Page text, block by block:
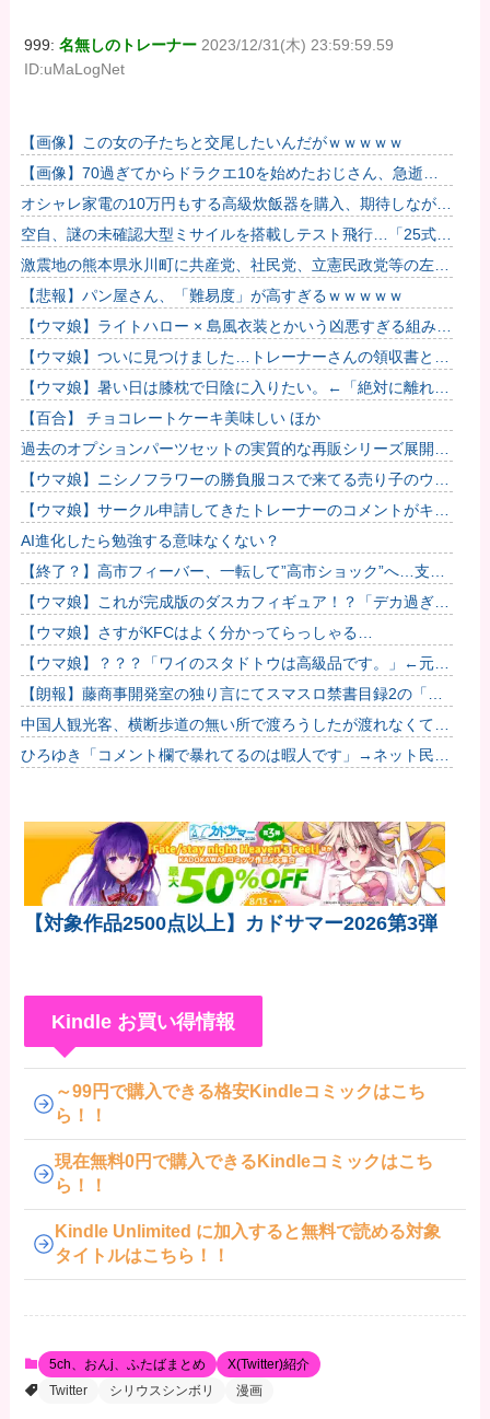
999:名無しのトレーナー 2023/12/31(木) 23:59:59.59
ID:uMaLogNet
【画像】この女の子たちと交尾したいんだがｗｗｗｗｗ
【画像】70過ぎてからドラクエ10を始めたおじさん、急逝し
娘に色々開示されてしまう
オシャレ家電の10万円もする高級炊飯器を購入、期待しながら
御飯を炊いてみた結果……
空自、謎の未確認大型ミサイルを搭載しテスト飛行…「25式地
対艦誘導弾」空中発射型が初めて姿を見せた！
激震地の熊本県氷川町に共産党、社民党、立憲民政党等の左派
の救援は影すら見えず。住民苦言
【悲報】パン屋さん、「難易度」が高すぎるｗｗｗｗｗ
【ウマ娘】ライトハロー × 島風衣装とかいう凶悪すぎる組み合
わせｗｗｗ「大変なことに…」
【ウマ娘】ついに見つけました…トレーナーさんの領収書と給
与明細！！
【ウマ娘】暑い日は膝枕で日陰に入りたい。←「絶対に離れた
くない場所だな」
【百合】 チョコレートケーキ美味しい ほか
過去のオプションパーツセットの実質的な再販シリーズ展開止
まるの早すぎない？
【ウマ娘】ニシノフラワーの勝負服コスで来てる売り子のウマ
娘！？
【ウマ娘】サークル申請してきたトレーナーのコメントがキモ
すぎて草ｗｗｗ「このまま成長したらどうなるんや…」
AI進化したら勉強する意味なくない？
【終了？】高市フィーバー、一転して”高市ショック”へ…支持
率も市場も急降下ｗｗｗｗｗｗｗｗ
【ウマ娘】これが完成版のダスカフィギュア！？「デカ過ぎん
だろ…」
【ウマ娘】さすがKFCはよく分かってらっしゃる…
【ウマ娘】？？？「ワイのスタドトウは高級品です。」←元気
出せよ他
【朗報】藤商事開発室の独り言にてスマスロ禁書目録2の「隠
しボイス」&「隠し楽曲（telepath/Real）」解...
中国人観光客、横断歩道の無い所で渡ろうしたが渡れなくて日
本批判
ひろゆき「コメント欄で暴れてるのは暇人です」→ネット民、
【対象作品2500点以上】カドサマー2026第3弾
Kindle お買い得情報
～99円で購入できる格安Kindleコミックはこち
ら！！
現在無料0円で購入できるKindleコミックはこち
ら！！
Kindle Unlimited に加入すると無料で読める対象
タイトルはこちら！！
5ch、おんj、ふたばまとめ
X(Twitter)紹介
Twitter
シリウスシンボリ 漫画